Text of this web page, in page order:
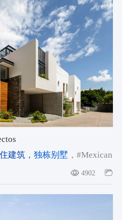
建筑，独栋别墅 ，#Mexican
4902